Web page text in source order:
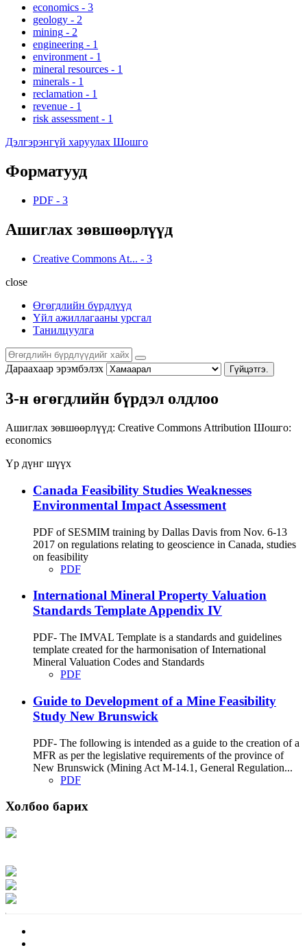
economics - 3
geology - 2
mining - 2
engineering - 1
environment - 1
mineral resources - 1
minerals - 1
reclamation - 1
revenue - 1
risk assessment - 1
Дэлгэрэнгүй харуулах Шошго
Форматууд
PDF - 3
Ашиглах зөвшөөрлүүд
Creative Commons At... - 3
close
Өгөгдлийн бүрдлүүд
Үйл ажиллагааны урсгал
Танилцуулга
Дараахаар эрэмбэлэх Гүйцэтгэ.
3-н өгөгдлийн бүрдэл олдлоо
Ашиглах зөвшөөрлүүд: Creative Commons Attribution Шошго:
economics
Үр дүнг шүүх
Canada Feasibility Studies Weaknesses
Environmental Impact Assessment
PDF of SESMIM training by Dallas Davis from Nov. 6-13
2017 on regulations relating to geoscience in Canada, studies
on feasibility
PDF
International Mineral Property Valuation
Standards Template Appendix IV
PDF- The IMVAL Template is a standards and guidelines
template created for the harmonisation of International
Mineral Valuation Codes and Standards
PDF
Guide to Development of a Mine Feasibility
Study New Brunswick
PDF- The following is intended as a guide to the creation of a
MFR as per the legislative requirements of the province of
New Brunswick (Mining Act M-14.1, General Regulation...
PDF
Холбоо барих